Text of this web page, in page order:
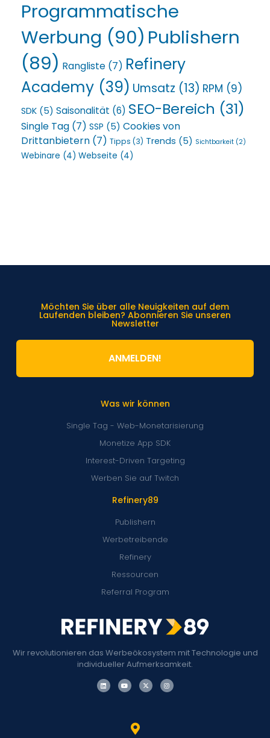
Programmatische
Werbung (90) Publishern
(89) Rangliste (7) Refinery
Academy (39) Umsatz (13) RPM (9)
SDK (5) Saisonalität (6) SEO-Bereich (31)
Single Tag (7) SSP (5) Cookies von
Drittanbietern (7) Tipps (3) Trends (5) Sichtbarkeit (2)
Webinare (4) Webseite (4)
Wir revolutionieren das Werbeökosystem mit Technologie und
individueller Aufmerksamkeit.
Refinery89
Publishern
Werbetreibende
Refinery
Ressourcen
Referral Program
Was wir können
Single Tag - Web-Monetarisierung
Monetize App SDK
Interest-Driven Targeting
Werben Sie auf Twitch
Möchten Sie über alle Neuigkeiten auf dem
Laufenden bleiben? Abonnieren Sie unseren
Newsletter
ANMELDEN!